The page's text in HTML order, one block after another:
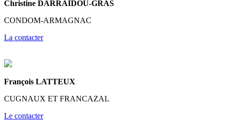
Christine DARRAÏDOU-GRAS
CONDOM-ARMAGNAC
La contacter
François LATTEUX
CUGNAUX ET FRANCAZAL
Le contacter